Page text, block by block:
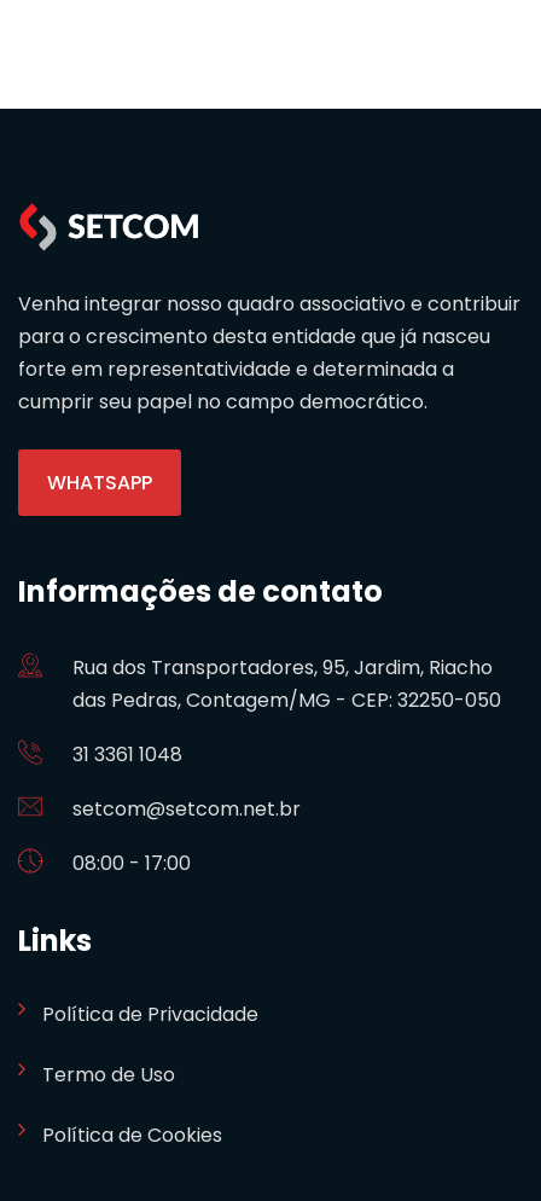
Venha integrar nosso quadro associativo e contribuir
para o crescimento desta entidade que já nasceu
forte em representatividade e determinada a
cumprir seu papel no campo democrático.
WHATSAPP
Informações de contato
Rua dos Transportadores, 95, Jardim, Riacho
das Pedras, Contagem/MG - CEP: 32250-050
31 3361 1048
setcom@setcom.net.br
08:00 - 17:00
Links
Política de Privacidade
Termo de Uso
Política de Cookies